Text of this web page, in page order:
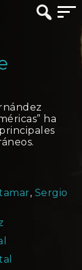
ha
, Sergio